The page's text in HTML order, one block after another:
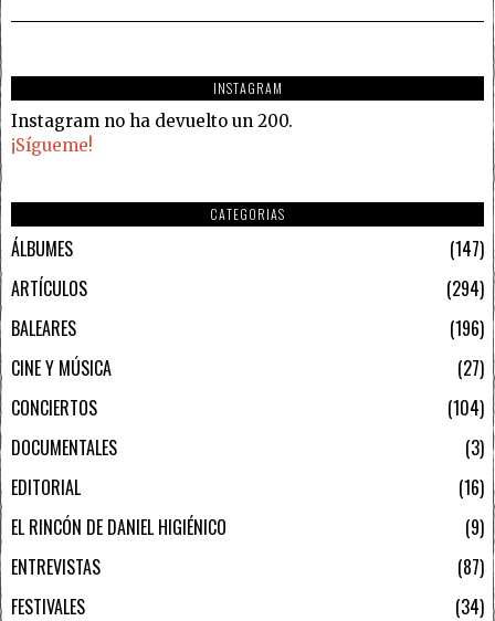
INSTAGRAM
Instagram no ha devuelto un 200.
¡Sígueme!
CATEGORIAS
ÁLBUMES
147
ARTÍCULOS
294
BALEARES
196
CINE Y MÚSICA
27
CONCIERTOS
104
DOCUMENTALES
3
EDITORIAL
16
EL RINCÓN DE DANIEL HIGIÉNICO
9
ENTREVISTAS
87
FESTIVALES
34